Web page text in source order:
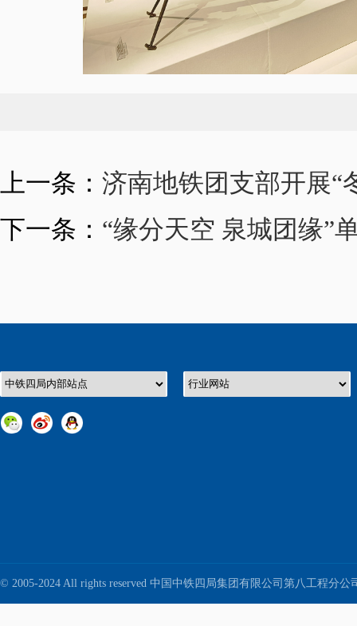
上一条： 济南地铁团支部开展“
下一条： “缘分天空 泉城团缘”
© 2005-2024 All rights reserved 中国中铁四局集团有限公司第八工程分